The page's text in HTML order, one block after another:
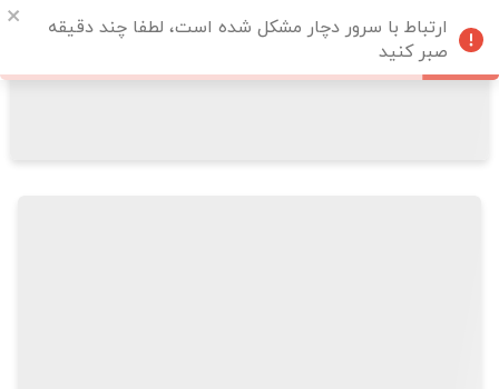
ارتباط با سرور دچار مشکل شده است، لطفا چند دقیقه
صبر کنید